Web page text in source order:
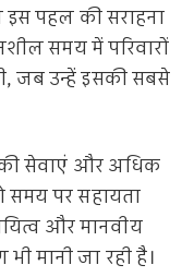
इस पहल की सराहना
समय में परिवारों
जब उन्हें इसकी सबसे
सेवाएं और अधिक
समय पर सहायता
और मानवीय
मानी जा रही है।